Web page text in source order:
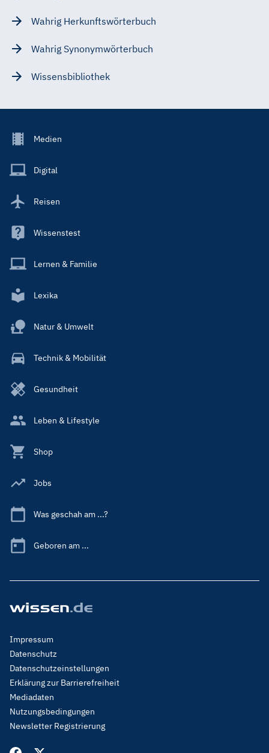
Wahrig Herkunftswörterbuch
Wahrig Synonymwörterbuch
Wissensbibliothek
Footer
Main
Medien
Digital
Reisen
Wissenstest
Lernen & Familie
Lexika
Natur & Umwelt
Technik & Mobilität
Gesundheit
Leben & Lifestyle
Shop
Jobs
Was geschah am ...?
Geboren am ...
Footer
Menu
Legal
Impressum
Datenschutz
Datenschutzeinstellungen
Erklärung zur Barrierefreiheit
Mediadaten
Nutzungsbedingungen
Newsletter Registrierung